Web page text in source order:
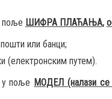
поље ШИФРА ПЛАЋАЊА,
или банци;
(електронским путем).
упоље МОДЕЛ (налази се